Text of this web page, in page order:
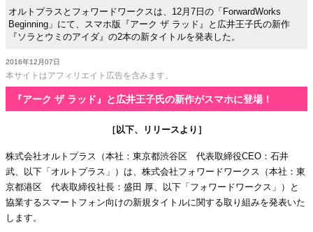
オルトプラスとフォワードワークスは、12月7日の「ForwardWorks
Beginning」にて、スマホ版『アーク ザ ラッド』と広井王子氏の新作
『ソラとウミのアイダ』の2本の新タイトルを発表した。
2016年12月07日
本サイトはアフィリエイト広告を含みます。
『アーク ザ ラッド』と広井王子氏の新作がスマホに登場！
［以下、リリースより］
株式会社オルトプラス（本社：東京都渋谷区 代表取締役CEO：石井
武、以下「オルトプラス」）は、株式会社フォワードワークス（本社：東
京都港区 代表取締役社長：盛田 厚、以下「フォワードワークス」）と
協業するスマートフォン向けの新規タイトルに関する取り組みを発表いた
します。